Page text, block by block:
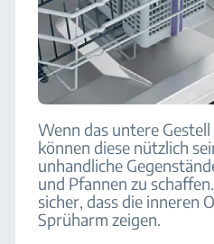
Wenn das untere
können diese nützlich
unhandliche
und Pfannen zu
sicher, dass die inneren
Sprüharm zeigen.